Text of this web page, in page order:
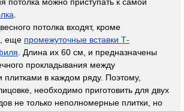
потолка можно приступать к самой
.
потолка входят, кроме
еще промежуточные вставки Т-
. Длина их 60 см, и предназначены
прокладывания между
плитками в каждом ряду. Поэтому,
необходимо приготовить для двух
не только неполномерные плитки, но